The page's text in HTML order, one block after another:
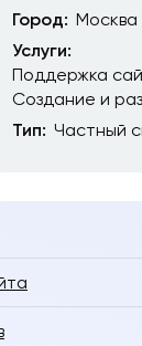
Город: Москва
Услуги:
Поддержка
Создание и
Тип: Частный